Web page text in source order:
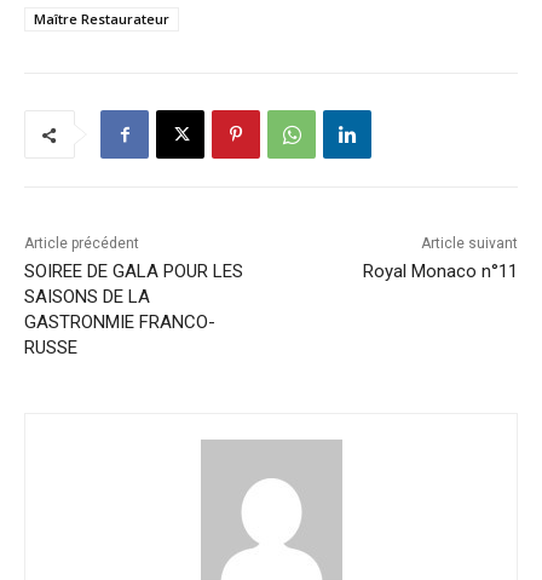
Maître Restaurateur
Article précédent
SOIREE DE GALA POUR LES
SAISONS DE LA
GASTRONMIE FRANCO-
RUSSE
Article suivant
Royal Monaco n°11